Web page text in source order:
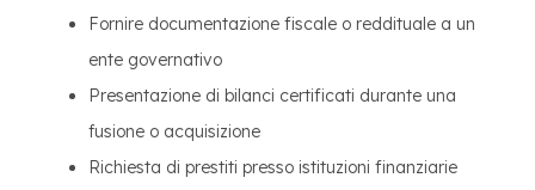
Fornire documentazione fiscale o reddituale a un
ente governativo
Presentazione di bilanci certificati durante una
fusione o acquisizione
Richiesta di prestiti presso istituzioni finanziarie